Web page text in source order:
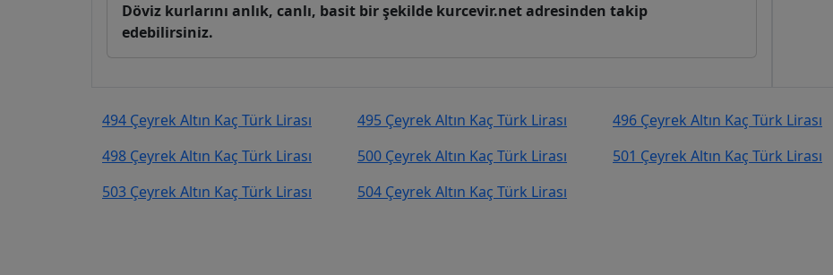
Döviz kurlarını anlık, canlı, basit bir şekilde kurcevir.net adresinden takip
edebilirsiniz.
494 Çeyrek Altın Kaç Türk Lirası 495 Çeyrek Altın Kaç Türk Lirası 496 Çeyrek Altın Kaç Türk Lirası
498 Çeyrek Altın Kaç Türk Lirası
500 Çeyrek Altın Kaç Türk Lirası 501 Çeyrek Altın Kaç Türk Lirası
503 Çeyrek Altın Kaç Türk Lirası
504 Çeyrek Altın Kaç Türk Lirası